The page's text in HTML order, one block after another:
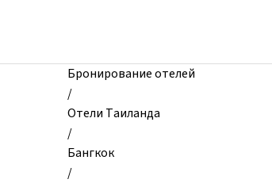
Бронирование отелей
/
Отели Таиланда
/
Бангкок
/